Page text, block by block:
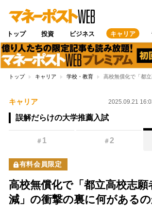
トップ 投資 ビジネス キャリア
トップ キャリア 学校・教育 高校無償化で「都
キャリア 2025.09.21
誤解だらけの大学推薦入試
＃ 1 ＃2
有料会員限定
高校無償化で「都立高校志願
減」の衝撃の裏に何がある